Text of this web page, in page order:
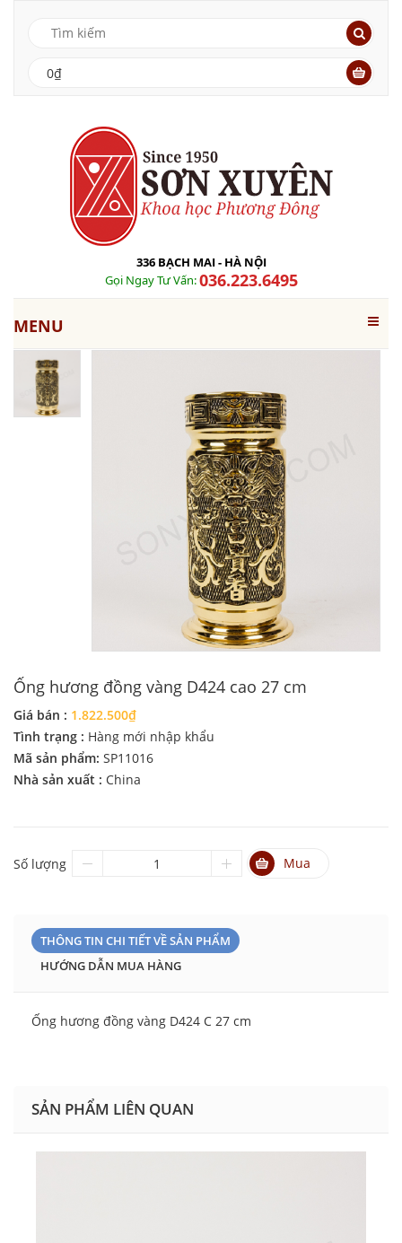
0₫
336 BẠCH MAI - HÀ NỘI
Gọi Ngay Tư Vấn:036.223.6495
MENU
Ống hương đồng vàng D424 cao 27 cm
Giá bán : 1.822.500₫
Tình trạng : Hàng mới nhập khẩu
Mã sản phẩm: SP11016
Nhà sản xuất : China
Số lượng Mua
THÔNG TIN CHI TIẾT VỀ SẢN PHẨM
HƯỚNG DẪN MUA HÀNG
Ống hương đồng vàng D424 C 27 cm
SẢN PHẨM LIÊN QUAN